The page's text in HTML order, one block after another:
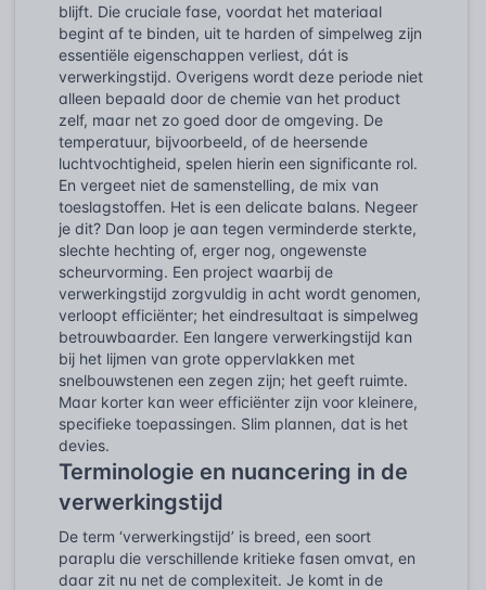
blijft. Die cruciale fase, voordat het materiaal
begint af te binden, uit te harden of simpelweg zijn
essentiële eigenschappen verliest, dát is
verwerkingstijd. Overigens wordt deze periode niet
alleen bepaald door de chemie van het product
zelf, maar net zo goed door de omgeving. De
temperatuur, bijvoorbeeld, of de heersende
luchtvochtigheid, spelen hierin een significante rol.
En vergeet niet de samenstelling, de mix van
toeslagstoffen. Het is een delicate balans. Negeer
je dit? Dan loop je aan tegen verminderde sterkte,
slechte hechting of, erger nog, ongewenste
scheurvorming. Een project waarbij de
verwerkingstijd zorgvuldig in acht wordt genomen,
verloopt efficiënter; het eindresultaat is simpelweg
betrouwbaarder. Een langere verwerkingstijd kan
bij het lijmen van grote oppervlakken met
snelbouwstenen een zegen zijn; het geeft ruimte.
Maar korter kan weer efficiënter zijn voor kleinere,
specifieke toepassingen. Slim plannen, dat is het
devies.
Terminologie en nuancering in de
verwerkingstijd
De term ‘verwerkingstijd’ is breed, een soort
paraplu die verschillende kritieke fasen omvat, en
daar zit nu net de complexiteit. Je komt in de